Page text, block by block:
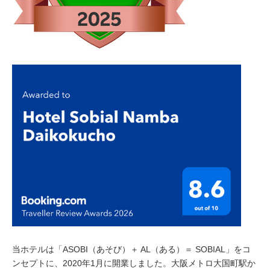
当ホテルは「ASOBI（あそび）＋ AL（ある）＝ SOBIAL」をコ
ンセプトに、2020年1月に開業しました。大阪メトロ大国町駅か